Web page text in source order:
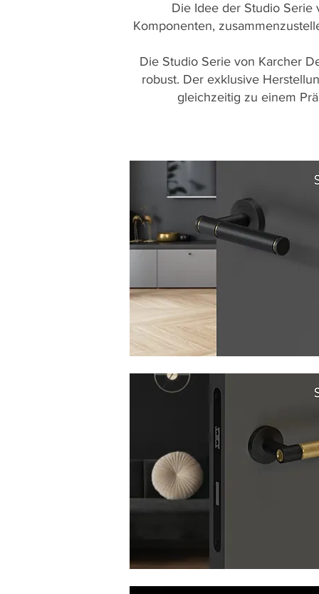
Die Idee der Studio Serie
Komponenten,
Die Studio Serie von Karcher
robust. Der exklusive
gleichzeitig zu einem